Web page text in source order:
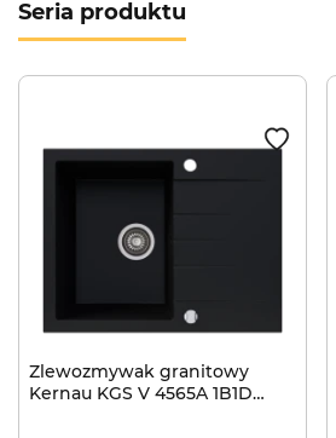
Seria produktu
Zlewozmywak granitowy
Kernau KGS V 4565A 1B1D